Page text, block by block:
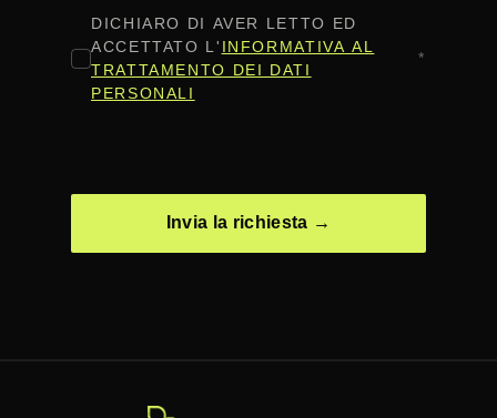
CONSENSO*
DICHIARO DI AVER LETTO ED
ACCETTATO L' INFORMATIVA AL
TRATTAMENTO DEI DATI
PERSONALI
*